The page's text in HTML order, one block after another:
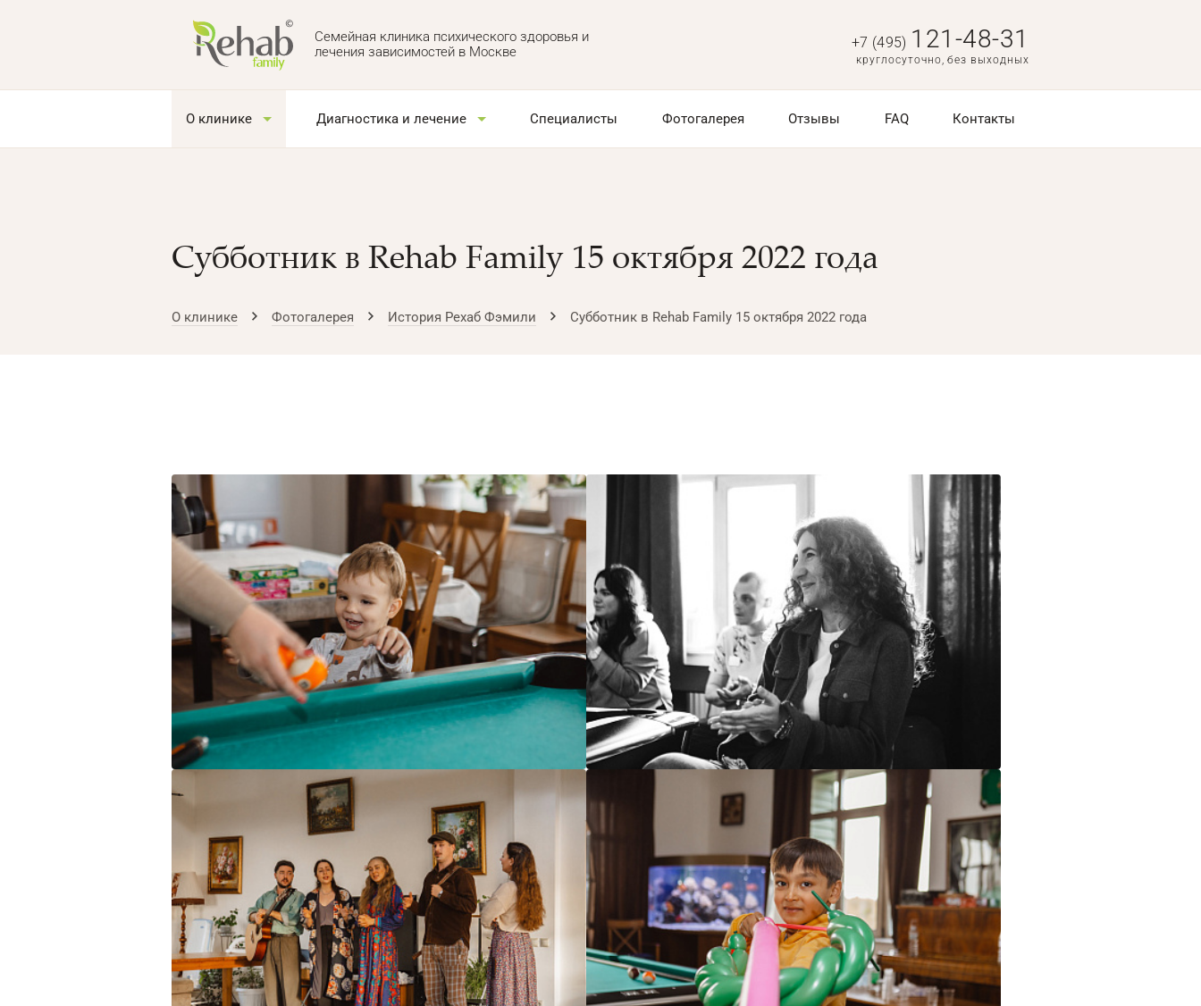
Семейная клиника психического здоровья и
лечения зависимостей в Москве
+7 (495) 121-48-31
круглосуточно, без выходных
О клинике Диагностика и лечение Специалисты Фотогалерея Отзывы FAQ Контакты
Субботник в Rehab Family 15 октября 2022 года
О клинике Фотогалерея История Рехаб Фэмили Субботник в Rehab Family 15 октября 2022 года